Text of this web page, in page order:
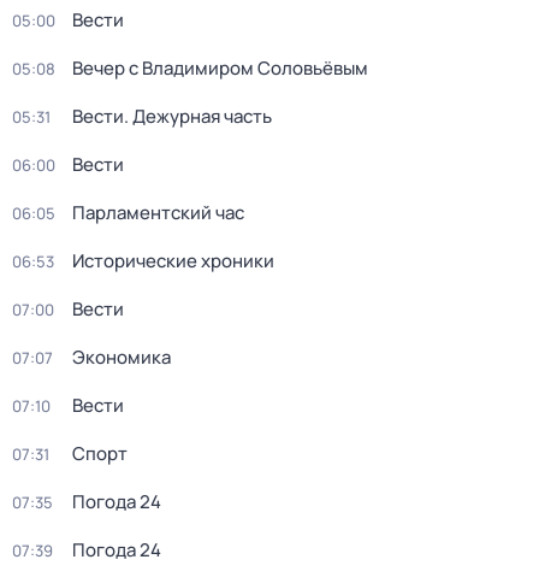
05:00 Вести
05:08 Вечер с Владимиром Соловьёвым
05:31 Вести. Дежурная часть
06:00 Вести
06:05 Парламентский час
06:53 Исторические хроники
07:00 Вести
07:07 Экономика
07:10 Вести
07:31 Спорт
07:35 Погода 24
07:39 Погода 24